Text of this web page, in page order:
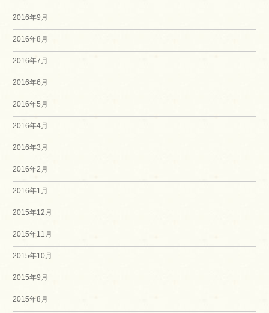
2016年9月
2016年8月
2016年7月
2016年6月
2016年5月
2016年4月
2016年3月
2016年2月
2016年1月
2015年12月
2015年11月
2015年10月
2015年9月
2015年8月